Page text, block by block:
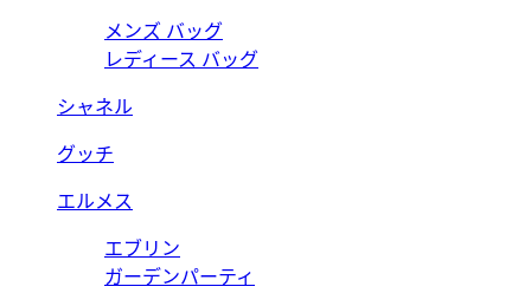
メンズ バッグ
レディース バッグ
シャネル
グッチ
エルメス
エブリン
ガーデンパーティ